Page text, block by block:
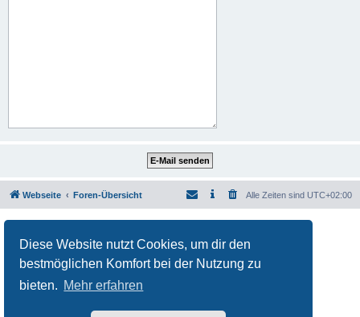
Diese Website nutzt Cookies, um dir den
bestmöglichen Komfort bei der Nutzung zu
bieten. Mehr erfahren
Webseite Foren-Übersicht Alle Zeiten sind UTC+02:00
Deutsche Übersetzung durchphpBB.de
Nutzungsbedingungen